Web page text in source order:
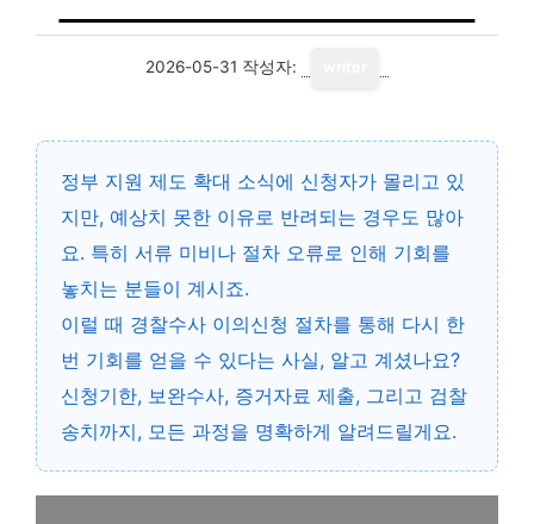
2026-05-31 작성자:
정부 지원 제도 확대 소식에 신청자가 몰리고 있
지만, 예상치 못한 이유로 반려되는 경우도 많아
요. 특히 서류 미비나 절차 오류로 인해 기회를
놓치는 분들이 계시죠.
이럴 때 경찰수사 이의신청 절차를 통해 다시 한
번 기회를 얻을 수 있다는 사실, 알고 계셨나요?
신청기한, 보완수사, 증거자료 제출, 그리고 검찰
송치까지, 모든 과정을 명확하게 알려드릴게요.